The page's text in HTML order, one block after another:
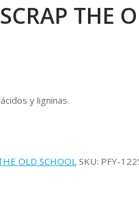
THE
y ligninas.
OLD SCHOOL SKU: PFY-